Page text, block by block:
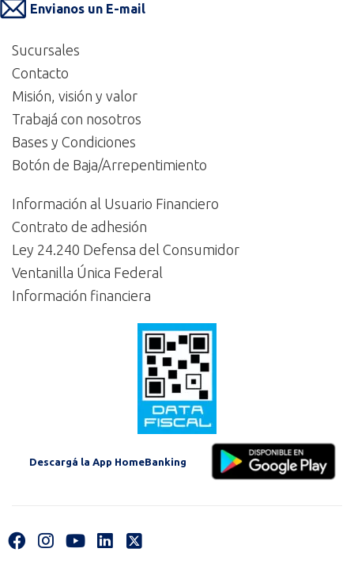
Envianos un E-mail
Sucursales
Contacto
Misión, visión y valor
Trabajá con nosotros
Bases y Condiciones
Botón de Baja/Arrepentimiento
Información al Usuario Financiero
Contrato de adhesión
Ley 24.240 Defensa del Consumidor
Ventanilla Única Federal
Información financiera
Descargá la App HomeBanking